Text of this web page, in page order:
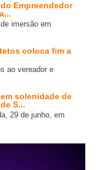
Empreendedor
imersão em
coloca fim a
ao vereador e
solenidade de
S...
29 de junho, em